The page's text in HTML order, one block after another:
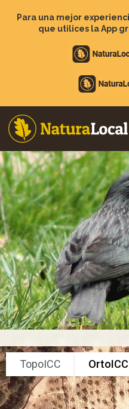
contenido
Para una mejor
que utilices la App
TopoICC OrtoICC